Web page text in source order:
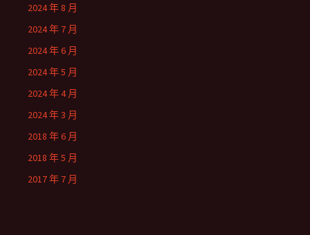
2024 年 8 月
2024 年 7 月
2024 年 6 月
2024 年 5 月
2024 年 4 月
2024 年 3 月
2018 年 6 月
2018 年 5 月
2017 年 7 月